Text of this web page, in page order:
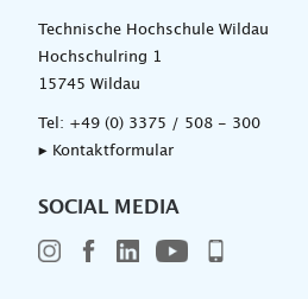
Technische Hochschule Wildau
Hochschulring 1
15745 Wildau
Tel: +49 (0) 3375 / 508 - 300
▸ Kontaktformular
SOCIAL MEDIA